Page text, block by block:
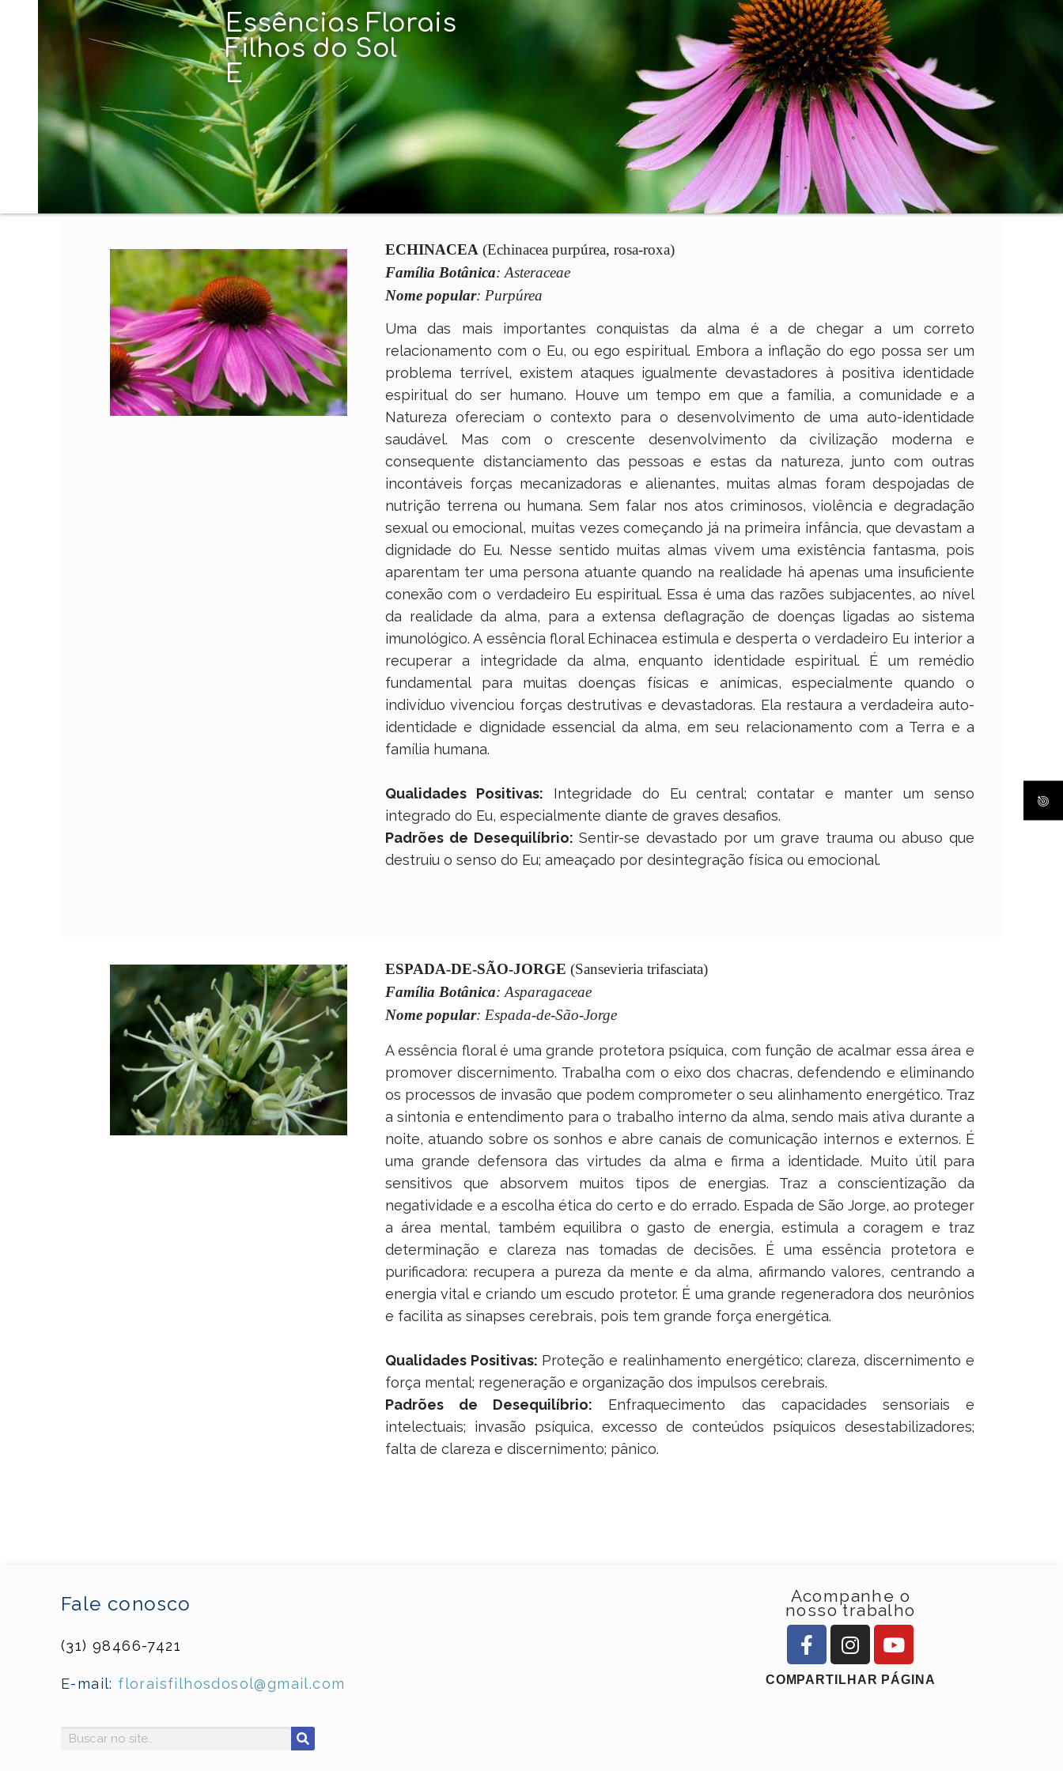
Essências Florais
Filhos do Sol
E
ECHINACEA(Echinacea purpúrea, rosa-roxa)
Família Botânica: Asteraceae
Nome popular: Purpúrea
Uma das mais importantes conquistas da alma é a de chegar a um correto
relacionamento com o Eu, ou ego espiritual. Embora a inflação do ego possa ser um
problema terrível, existem ataques igualmente devastadores à positiva identidade
espiritual do ser humano. Houve um tempo em que a família, a comunidade e a
Natureza ofereciam o contexto para o desenvolvimento de uma auto-identidade
saudável. Mas com o crescente desenvolvimento da civilização moderna e
consequente distanciamento das pessoas e estas da natureza, junto com outras
incontáveis forças mecanizadoras e alienantes, muitas almas foram despojadas de
nutrição terrena ou humana. Sem falar nos atos criminosos, violência e degradação
sexual ou emocional, muitas vezes começando já na primeira infância, que devastam a
dignidade do Eu. Nesse sentido muitas almas vivem uma existência fantasma, pois
aparentam ter uma persona atuante quando na realidade há apenas uma insuficiente
conexão com o verdadeiro Eu espiritual. Essa é uma das razões subjacentes, ao nível
da realidade da alma, para a extensa deflagração de doenças ligadas ao sistema
imunológico. A essência floral Echinacea estimula e desperta o verdadeiro Eu interior a
recuperar a integridade da alma, enquanto identidade espiritual. É um remédio
fundamental para muitas doenças físicas e anímicas, especialmente quando o
indivíduo vivenciou forças destrutivas e devastadoras. Ela restaura a verdadeira auto-
identidade e dignidade essencial da alma, em seu relacionamento com a Terra e a
família humana.
Qualidades Positivas: Integridade do Eu central; contatar e manter um senso
integrado do Eu, especialmente diante de graves desafios.
Padrões de Desequilíbrio: Sentir-se devastado por um grave trauma ou abuso que
destruiu o senso do Eu; ameaçado por desintegração física ou emocional.
ESPADA-DE-SÃO-JORGE (Sansevieria trifasciata)
Família Botânica: Asparagaceae
Nome popular: Espada-de-São-Jorge
A essência floral é uma grande protetora psíquica, com função de acalmar essa área e
promover discernimento. Trabalha com o eixo dos chacras, defendendo e eliminando
os processos de invasão que podem comprometer o seu alinhamento energético. Traz
a sintonia e entendimento para o trabalho interno da alma, sendo mais ativa durante a
noite, atuando sobre os sonhos e abre canais de comunicação internos e externos. É
uma grande defensora das virtudes da alma e firma a identidade. Muito útil para
sensitivos que absorvem muitos tipos de energias. Traz a conscientização da
negatividade e a escolha ética do certo e do errado. Espada de São Jorge, ao proteger
a área mental, também equilibra o gasto de energia, estimula a coragem e traz
determinação e clareza nas tomadas de decisões. É uma essência protetora e
purificadora: recupera a pureza da mente e da alma, afirmando valores, centrando a
energia vital e criando um escudo protetor. É uma grande regeneradora dos neurônios
e facilita as sinapses cerebrais, pois tem grande força energética.
Qualidades Positivas: Proteção e realinhamento energético; clareza, discernimento e
força mental; regeneração e organização dos impulsos cerebrais.
Padrões de Desequilíbrio: Enfraquecimento das capacidades sensoriais e
intelectuais; invasão psíquica, excesso de conteúdos psíquicos desestabilizadores;
falta de clareza e discernimento; pânico.
Fale conosco
(31) 98466-7421
E-mail: floraisfilhosdosol@gmail.com
Acompanhe o
nosso trabalho
COMPARTILHAR PÁGINA